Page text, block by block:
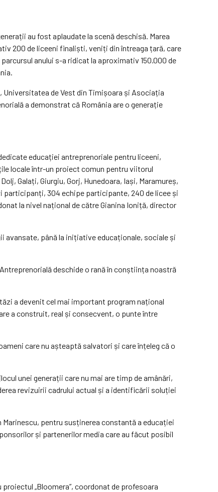
au fost aplaudate la scenă deschisă. Marea
200 de liceeni finaliști, veniți din întreaga țară, care
anului s-a ridicat la aproximativ 150.000 de
Universitatea de Vest din Timișoara și Asociația
a demonstrat că România are o generație
educației antreprenoriale pentru liceeni,
locale într-un proiect comun pentru viitorul
Galați, Giurgiu, Gorj, Hunedoara, Iași, Maramureș,
participanți, 304 echipe participante, 240 de licee și
la nivel național de către Gianina Ioniță, director
avansate, până la inițiative educaționale, sociale și
deschide o rană în conștiința noastră
a devenit cel mai important program național
a construit, real și consecvent, o punte între
care nu așteaptă salvatori și care înțeleg că o
unei generații care nu mai are timp de amânări,
revizuirii cadrului actual și a identificării soluției
pentru susținerea constantă a educației
și partenerilor media care au făcut posibil
„Bloomera”, coordonat de profesoara